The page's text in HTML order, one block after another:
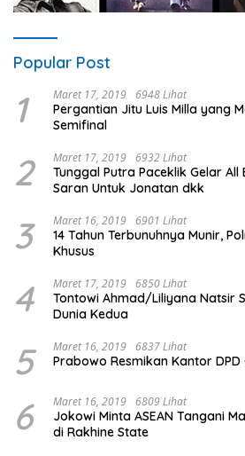
Popular Post
1 Maret 17, 2019 6948 Lihat
Pergantian Jitu Luis Milla yang
Semifinal
2 Maret 17, 2019 6932 Lihat
Tunggal Putra Paceklik Gelar All
Saran Untuk Jonatan dkk
3 Maret 16, 2019 6901 Lihat
14 Tahun Terbunuhnya Munir,
Khusus
4 Maret 17, 2019 6850 Lihat
Tontowi Ahmad/Liliyana Natsir
Dunia Kedua
5 Maret 16, 2019 6837 Lihat
Prabowo Resmikan Kantor
6 Maret 16, 2019 6809 Lihat
Jokowi Minta ASEAN Tangani
di Rakhine State